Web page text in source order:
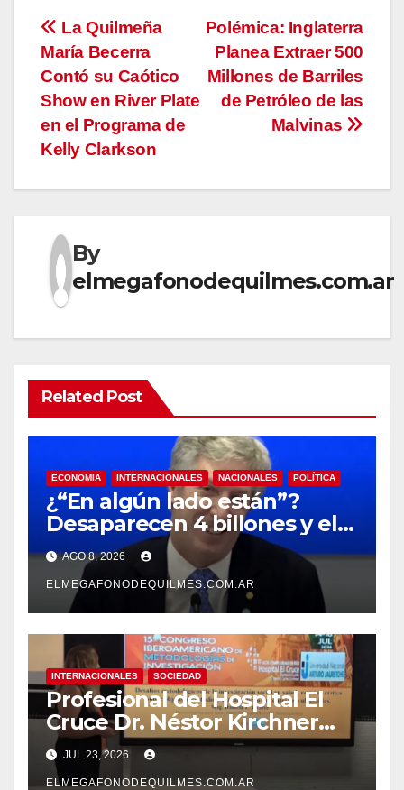
Navegación
de
entradas
Polémica: Inglaterra
Planea Extraer 500
Millones de Barriles
de Petróleo de las
Malvinas
La Quilmeña
María Becerra
Contó su Caótico
Show en River Plate
en el Programa de
Kelly Clarkson
By
elmegafonodequilmes.com.ar
Related Post
ECONOMIA INTERNACIONALES NACIONALES POLÍTICA
¿“En algún lado están”?
Desaparecen 4 billones y el
presidente del BCRA
responde con una risita
AGO 8, 2026
ELMEGAFONODEQUILMES.COM.AR
INTERNACIONALES SOCIEDAD
Profesional del Hospital El
Cruce Dr. Néstor Kirchner
participó de un congreso
internacional en España
JUL 23, 2026
ELMEGAFONODEQUILMES.COM.AR